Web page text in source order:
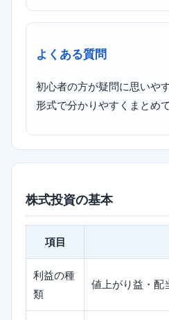
よくある質問
初心者の方が疑問に思いや
形式で分かりやすくまとめて
株式投資の基本
項目
利益の種
類
値上がり益・配